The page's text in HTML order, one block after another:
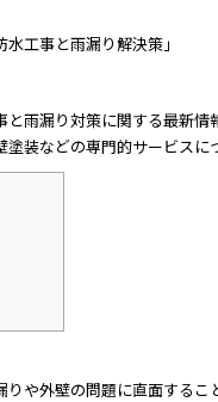
工事と雨漏り解決策」
雨漏り対策に関する最新情
装などの専門的サービスに
や外壁の問題に直面するこ